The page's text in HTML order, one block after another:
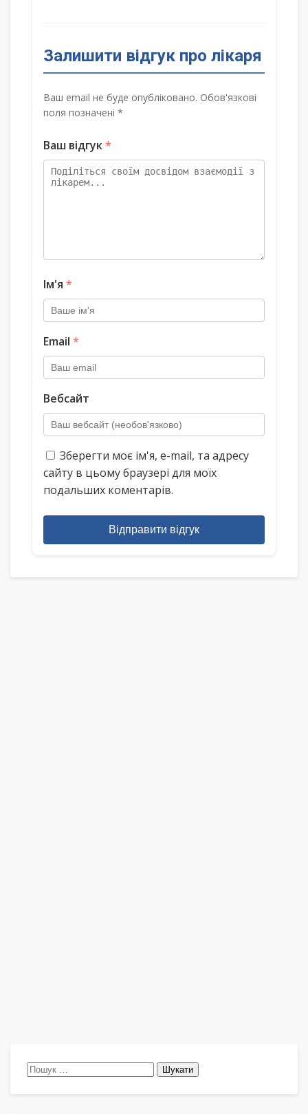
Залишити відгук про лікаря
Ваш email не буде опубліковано. Обов'язкові
поля позначені *
Ваш відгук*
Ім'я *
Email *
Вебсайт
Зберегти моє ім'я, e-mail, та адресу
сайту в цьому браузері для моїх
подальших коментарів.
Відправити відгук
Пошук: